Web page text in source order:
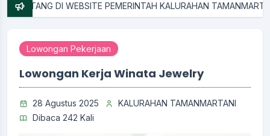
DI WEBSITE PEMERINTAH KALURAHAN TAMANMARTANI
Lowongan Pekerjaan
Lowongan Kerja Winata Jewelry
28 Agustus 2025
KALURAHAN TAMANMARTANI
Dibaca 242 Kali